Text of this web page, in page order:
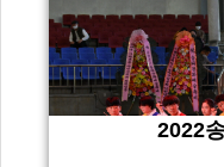
2022